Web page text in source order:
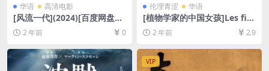
华语 高清电影
[风流一代](2024)[百度网盘
+夸克网盘1080P超清未删减
资源][网盘在线播放/下载][MP
4/4.2GB][中文字幕]
2 年前 0
伦理青涩 华语
[植物学家的中国女孩]Les fill
es du botaniste (2006)[百度
网盘+夸克网盘1080P超清未
删减资源][网盘在线播放/下
载][MP4/6GB][中文字幕]
2 年前 2.9
VIP